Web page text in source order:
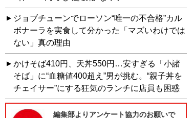
ジョブチューンでローソン“唯一の不合格”カル
ボナーラを実食して分かった「マズいわけでは
ない」真の理由
かけそば410円、天丼550円…安すぎる「小諸
そば」に“血糖値400超え”男が挑む。“親子丼を
チェイサー”にする狂気のランチに店員も困惑